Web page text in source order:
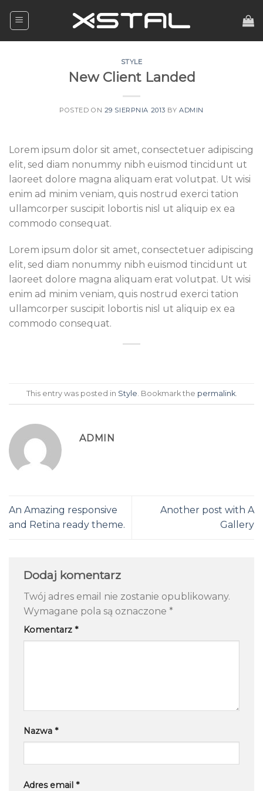
STYLE
New Client Landed
POSTED ON 29 SIERPNIA 2013 BY ADMIN
Lorem ipsum dolor sit amet, consectetuer adipiscing
elit, sed diam nonummy nibh euismod tincidunt ut
laoreet dolore magna aliquam erat volutpat. Ut wisi
enim ad minim veniam, quis nostrud exerci tation
ullamcorper suscipit lobortis nisl ut aliquip ex ea
commodo consequat.
Lorem ipsum dolor sit amet, consectetuer adipiscing
elit, sed diam nonummy nibh euismod tincidunt ut
laoreet dolore magna aliquam erat volutpat. Ut wisi
enim ad minim veniam, quis nostrud exerci tation
ullamcorper suscipit lobortis nisl ut aliquip ex ea
commodo consequat.
This entry was posted in Style . Bookmark the permalink.
ADMIN
An Amazing responsive
and Retina ready theme.
Another post with A
Gallery
Dodaj komentarz
Twój adres email nie zostanie opublikowany.
Wymagane pola są oznaczone *
Komentarz *
Nazwa *
Adres email *